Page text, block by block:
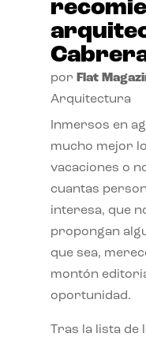
por Flat
Arquitectura
Inmersos en
mucho mejor
vacaciones o
cuantas
interesa, que
propongan
que sea,
montón
oportunidad.
Tras la lista